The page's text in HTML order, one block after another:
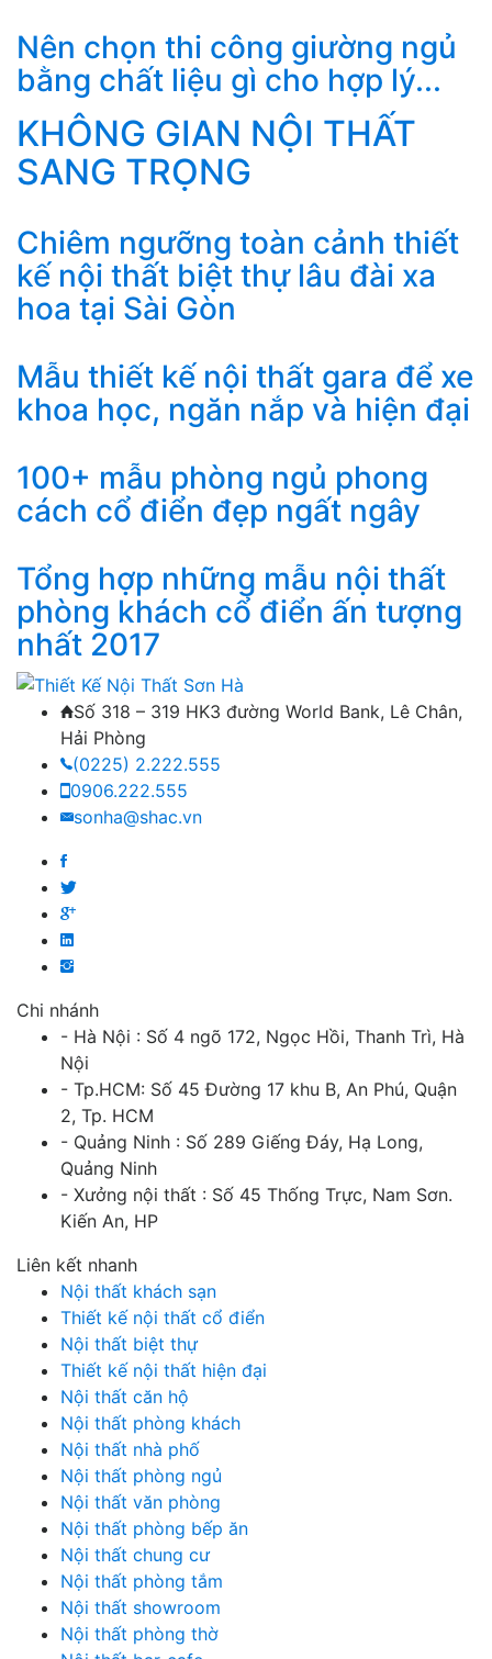
Nên chọn thi công giường ngủ
bằng chất liệu gì cho hợp lý...
KHÔNG GIAN NỘI THẤT
SANG TRỌNG
Chiêm ngưỡng toàn cảnh thiết
kế nội thất biệt thự lâu đài xa
hoa tại Sài Gòn
Mẫu thiết kế nội thất gara để xe
khoa học, ngăn nắp và hiện đại
100+ mẫu phòng ngủ phong
cách cổ điển đẹp ngất ngây
Tổng hợp những mẫu nội thất
phòng khách cổ điển ấn tượng
nhất 2017
Số 318 – 319 HK3 đường World Bank, Lê Chân,
Hải Phòng
(0225) 2.222.555
0906.222.555
sonha@shac.vn
Chi nhánh
- Hà Nội : Số 4 ngõ 172, Ngọc Hồi, Thanh Trì, Hà
Nội
- Tp.HCM: Số 45 Đường 17 khu B, An Phú, Quận
2, Tp. HCM
- Quảng Ninh : Số 289 Giếng Đáy, Hạ Long,
Quảng Ninh
- Xưởng nội thất : Số 45 Thống Trực, Nam Sơn.
Kiến An, HP
Liên kết nhanh
Nội thất khách sạn
Thiết kế nội thất cổ điển
Nội thất biệt thự
Thiết kế nội thất hiện đại
Nội thất căn hộ
Nội thất phòng khách
Nội thất nhà phố
Nội thất phòng ngủ
Nội thất văn phòng
Nội thất phòng bếp ăn
Nội thất chung cư
Nội thất phòng tắm
Nội thất showroom
Nội thất phòng thờ